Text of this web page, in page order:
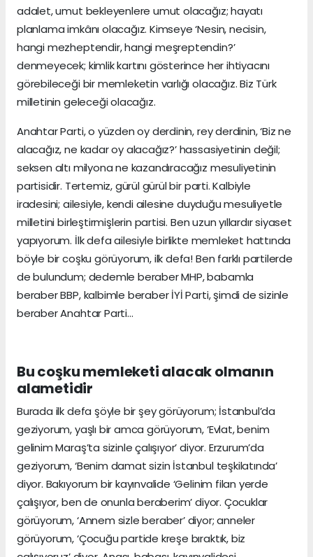
adalet, umut bekleyenlere umut olacağız; hayatı
planlama imkânı olacağız. Kimseye ‘Nesin, necisin,
hangi mezheptendir, hangi meşreptendin?’
denmeyecek; kimlik kartını gösterince her ihtiyacını
görebileceği bir memleketin varlığı olacağız. Biz Türk
milletinin geleceği olacağız.
Anahtar Parti, o yüzden oy derdinin, rey derdinin, ‘Biz ne
alacağız, ne kadar oy alacağız?’ hassasiyetinin değil;
seksen altı milyona ne kazandıracağız mesuliyetinin
partisidir. Tertemiz, gürül gürül bir parti. Kalbiyle
iradesini; ailesiyle, kendi ailesine duyduğu mesuliyetle
milletini birleştirmişlerin partisi. Ben uzun yıllardır siyaset
yapıyorum. İlk defa ailesiyle birlikte memleket hattında
böyle bir coşku görüyorum, ilk defa! Ben farklı partilerde
de bulundum; dedemle beraber MHP, babamla
beraber BBP, kalbimle beraber İYİ Parti, şimdi de sizinle
beraber Anahtar Parti...
Bu coşku memleketi alacak olmanın
alametidir
Burada ilk defa şöyle bir şey görüyorum; İstanbul’da
geziyorum, yaşlı bir amca görüyorum, ‘Evlat, benim
gelinim Maraş’ta sizinle çalışıyor’ diyor. Erzurum’da
geziyorum, ‘Benim damat sizin İstanbul teşkilatında’
diyor. Bakıyorum bir kayınvalide ‘Gelinim filan yerde
çalışıyor, ben de onunla beraberim’ diyor. Çocuklar
görüyorum, ‘Annem sizle beraber’ diyor; anneler
görüyorum, ‘Çocuğu partide kreşe bıraktık, biz